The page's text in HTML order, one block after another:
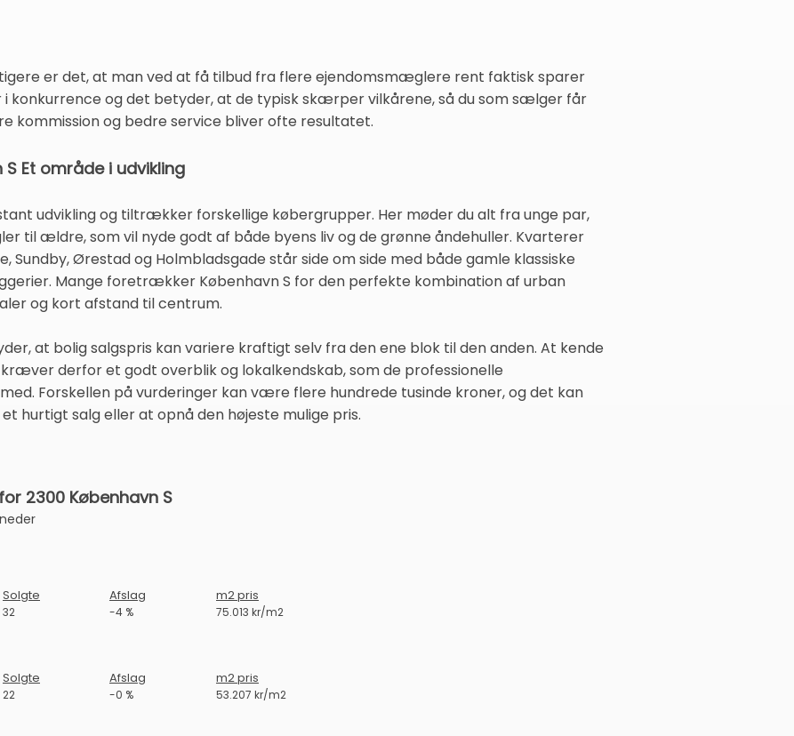
er det, at man ved at få tilbud fra flere ejendomsmæglere rent faktisk sparer
konkurrence og det betyder, at de typisk skærper vilkårene, så du som sælger får
kommission og bedre service bliver ofte resultatet.
Et område i udvikling
udvikling og tiltrækker forskellige købergrupper. Her møder du alt fra unge par,
til ældre, som vil nyde godt af både byens liv og de grønne åndehuller. Kvarterer
Sundby, Ørestad og Holmbladsgade står side om side med både gamle klassiske
Mange foretrækker København S for den perfekte kombination af urban
og kort afstand til centrum.
at bolig salgspris kan variere kraftigt selv fra den ene blok til den anden. At kende
derfor et godt overblik og lokalkendskab, som de professionelle
Forskellen på vurderinger kan være flere hundrede tusinde kroner, og det kan
hurtigt salg eller at opnå den højeste mulige pris.
2300 København S
Solgte Afslag m2 pris
32 -4 % 75.013 kr/m2
Solgte Afslag m2 pris
22 -0 % 53.207 kr/m2